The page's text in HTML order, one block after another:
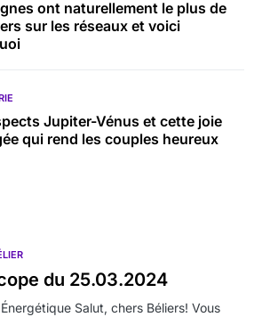
ont naturellement le plus de
sur les réseaux et voici
Jupiter-Vénus et cette joie
qui rend les couples heureux
du 25.03.2024
Salut, chers Béliers! Vous